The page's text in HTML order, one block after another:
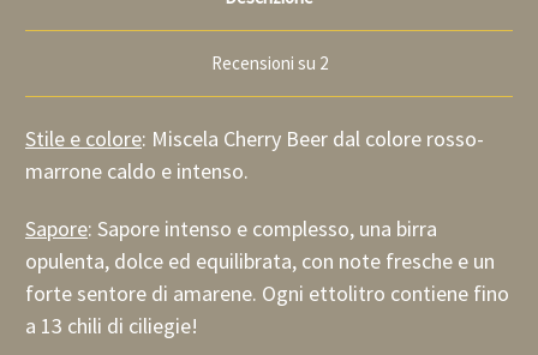
Recensioni su 2
Stile e colore: Miscela Cherry Beer dal colore rosso-
marrone caldo e intenso.
Sapore: Sapore intenso e complesso, una birra
opulenta, dolce ed equilibrata, con note fresche e un
forte sentore di amarene. Ogni ettolitro contiene fino
a 13 chili di ciliegie!